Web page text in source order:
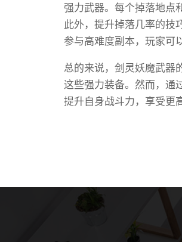
强力武器。每个掉落地点
此外，提升掉落几率的技
参与高难度副本，玩家可
总的来说，剑灵妖魔武器
这些强力装备。然而，通
提升自身战斗力，享受更